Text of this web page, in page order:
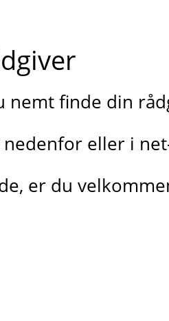
nemt finde din
eller i
er du